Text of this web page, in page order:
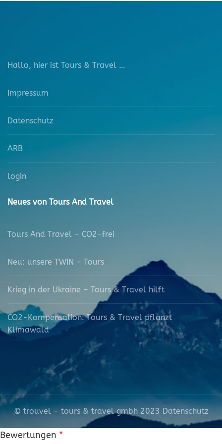
Hallo, hier ist Tours & Travel …
Impressum
Datenschutz
ARB
login
Neues von Tours And Travel
Tours And Travel – CO2-frei
Neu: unsere TWIN – Tours
Krieg in der Ukraine – Tours & Travel hilft
CO2-Kompensation: Tours & Travel pflanzt
Klimawald
© trouvel - tours & travel gmbh 2023 Datenschutz
Bewertungen *